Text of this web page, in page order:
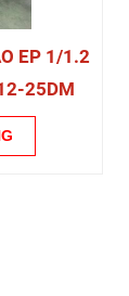
EP 1/1.2
25DM